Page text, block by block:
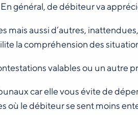
général, de débiteur va
aussi d’autres,
la compréhension des
valables ou un autre
car elle vous évite de
où le débiteur se sent moins